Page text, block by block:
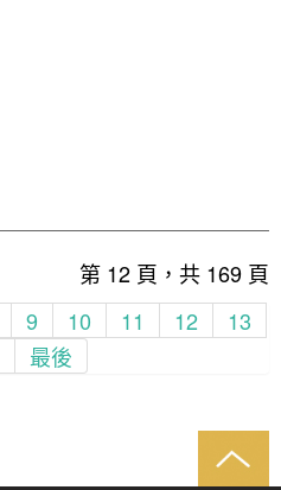
第 12 頁，共 169 頁
9 10 11 12
13
最後